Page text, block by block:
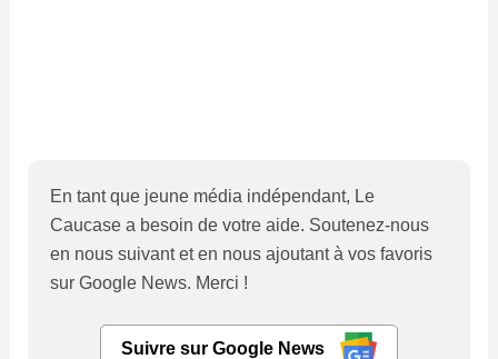
En tant que jeune média indépendant, Le
Caucase a besoin de votre aide. Soutenez-nous
en nous suivant et en nous ajoutant à vos favoris
sur Google News. Merci !
Suivre sur Google News